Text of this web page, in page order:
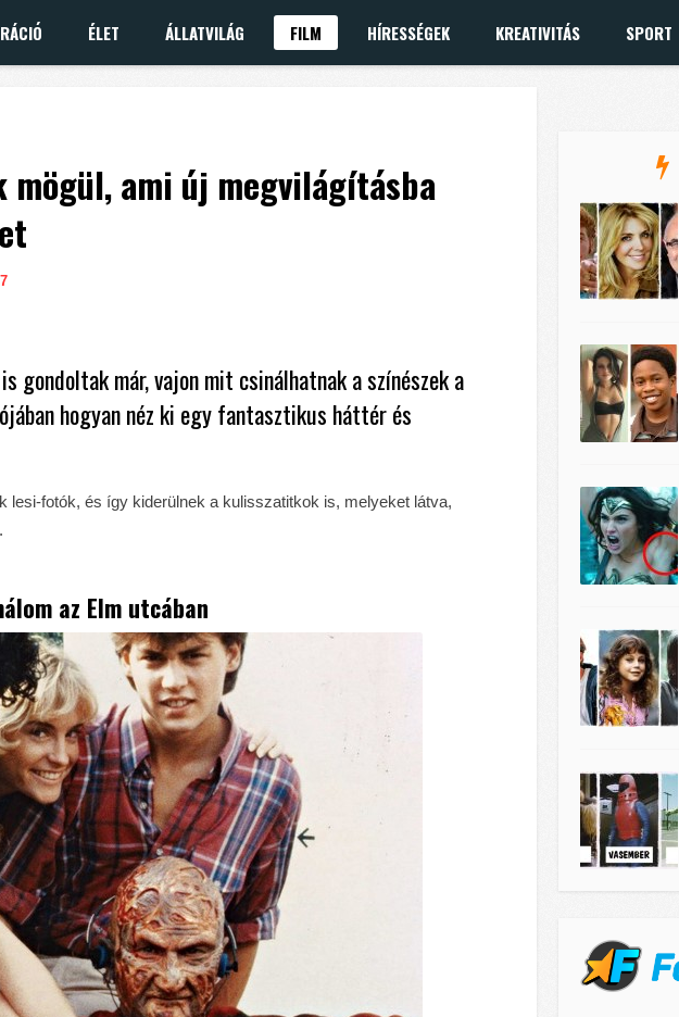
ÉLET ÁLLATVILÁG FILM HÍRESSÉGEK KREATIVITÁS SPORT
ami új megvilágításba
gondoltak már, vajon mit csinálhatnak a színészek a
hogyan néz ki egy fantasztikus háttér és
lesi-fotók, és így kiderülnek a kulisszatitkok is, melyeket látva,
az Elm utcában